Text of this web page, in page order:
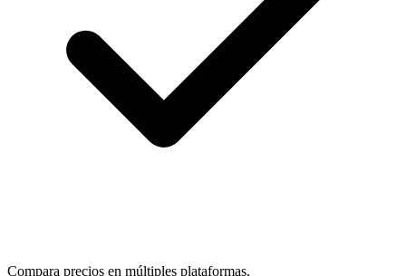
Compara precios en múltiples plataformas.